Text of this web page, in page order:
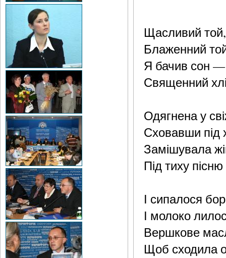
Щасливий
Блаженний
Я бачив сон —
Священний
Одягнена у
Сховавши під
Замішувала
Під тиху
І сипалося
І молоко
Вершкове
Щоб сходила